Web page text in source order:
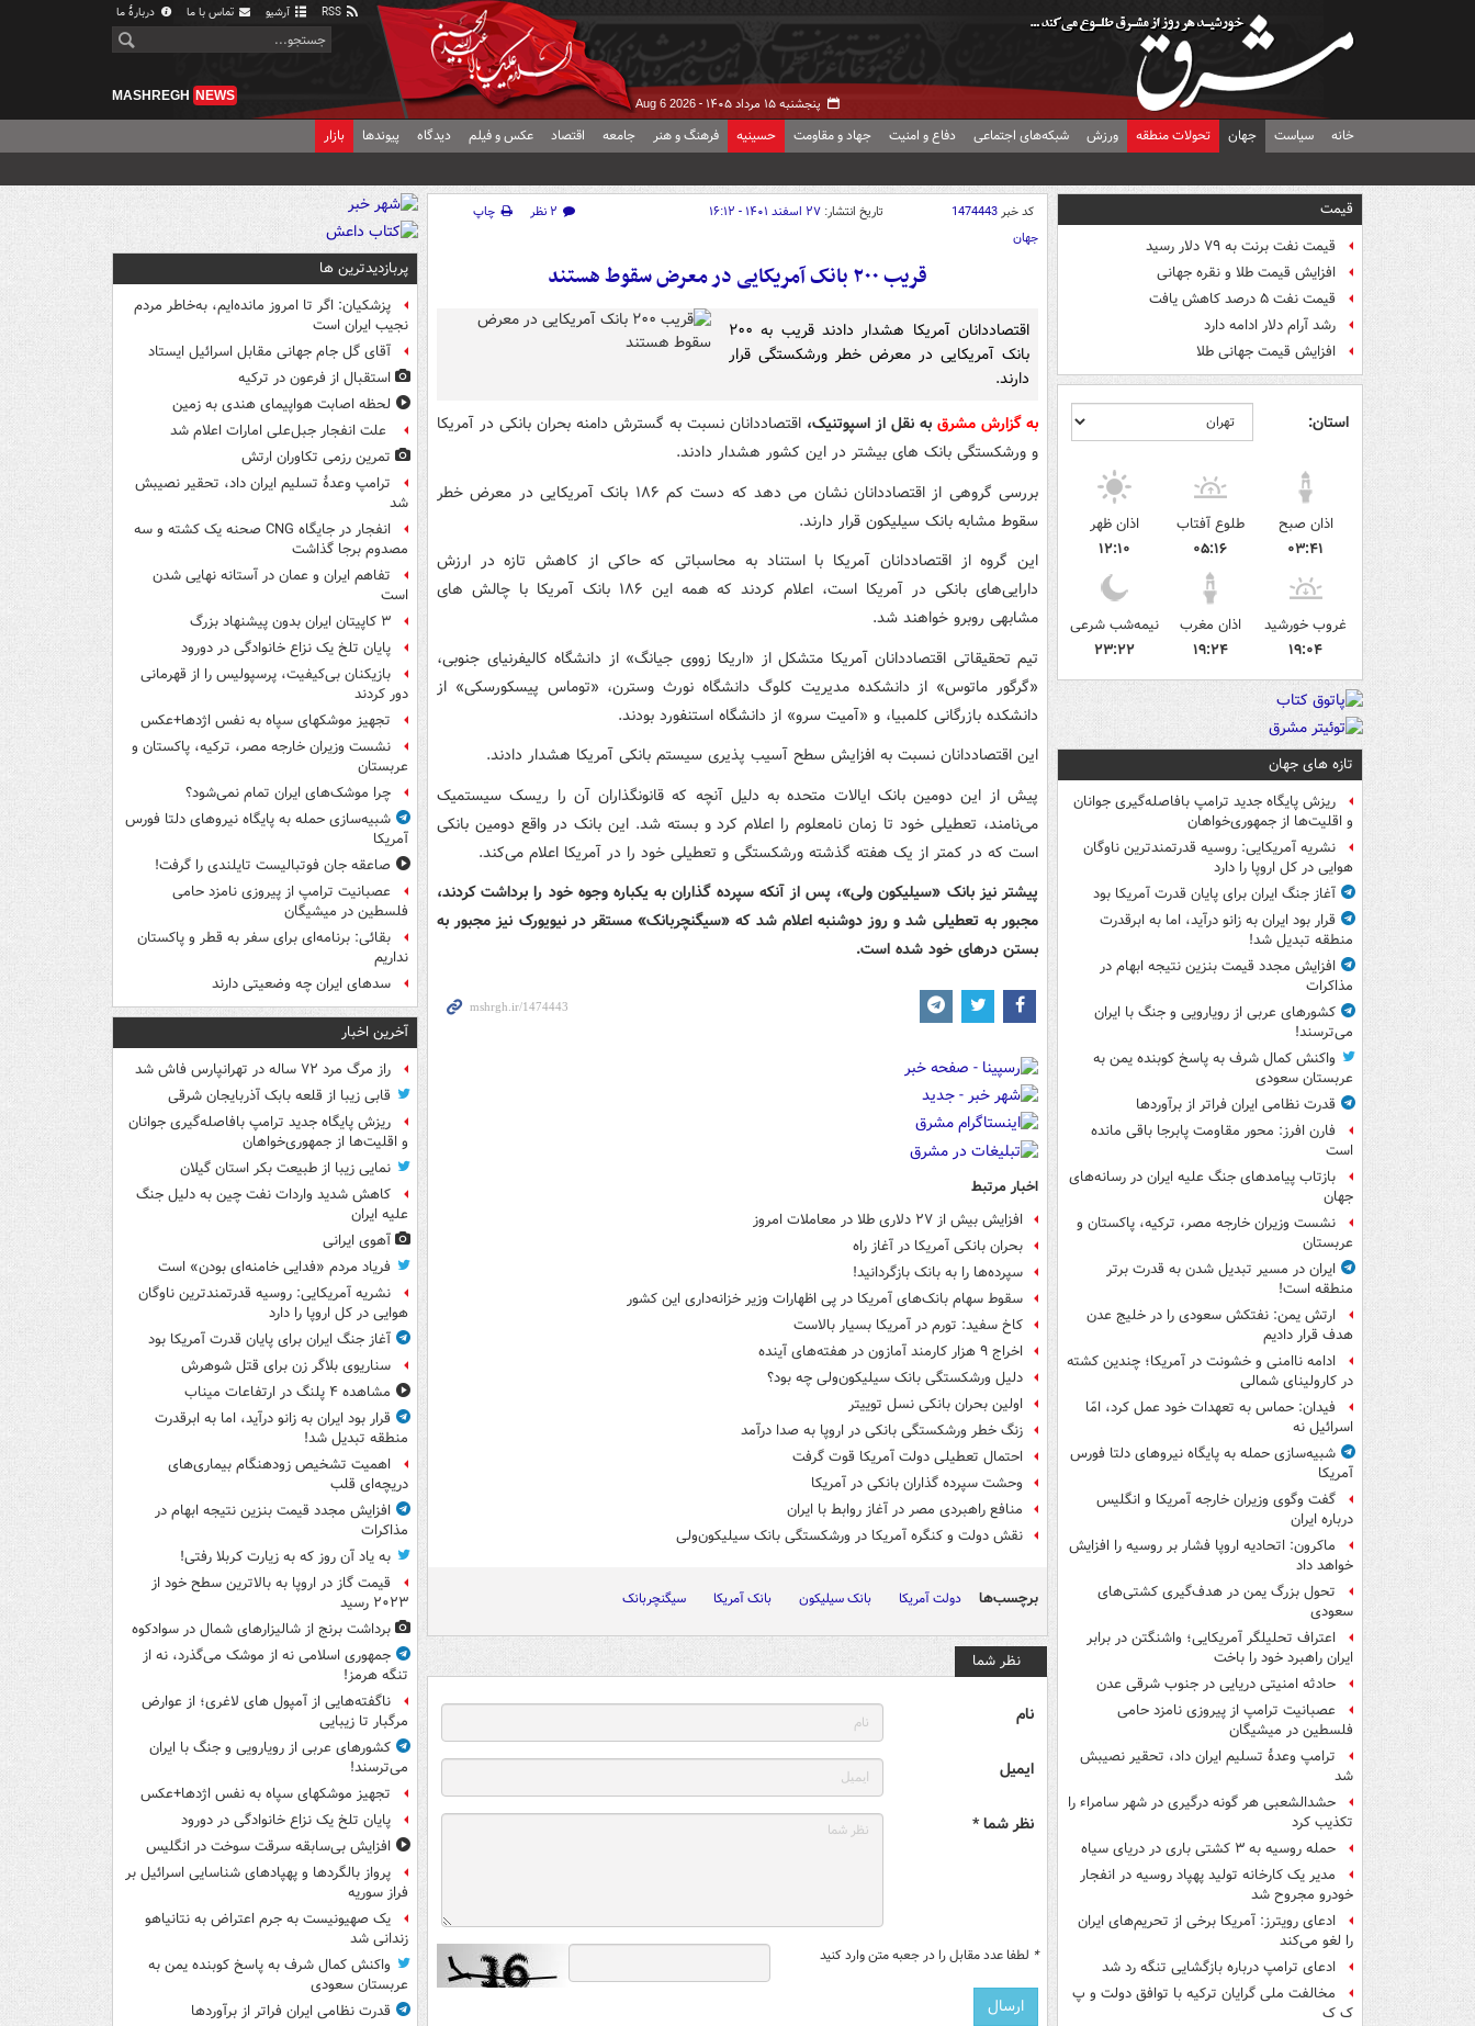
آرشیو تماس با ما دربارهٔ ما
پنجشنبه ۱۵ مرداد ۱۴۰۵ - Aug 6 2026
MASHREGH NEWS
خانه سیاست جهان تحولات منطقه ورزش شبکه‌های اجتماعی دفاع و امنیت جهاد و مقاومت حسینیه فرهنگ و هنر جامعه اقتصاد عکس و فیلم دیدگاه پیوندها بازار
قیمت
قیمت نفت برنت به ۷۹ دلار رسید
افزایش قیمت طلا و نقره جهانی
قیمت نفت ۵ درصد کاهش یافت
رشد آرام دلار ادامه دارد
افزایش قیمت جهانی طلا
استان:
اذان صبح
۰۳:۴۱
طلوع آفتاب
۰۵:۱۶
اذان ظهر
۱۲:۱۰
غروب خورشید
۱۹:۰۴
اذان مغرب
۱۹:۲۴
نیمه‌شب شرعی
۲۳:۲۲
تازه های جهان
ریزش پایگاه جدید ترامپ بافاصله‌گیری جوانان
و اقلیت‌ها از جمهوری‌خواهان
نشریه آمریکایی: روسیه قدرتمندترین ناوگان
هوایی در کل اروپا را دارد
آغاز جنگ ایران برای پایان قدرت آمریکا بود
قرار بود ایران به زانو درآید، اما به ابرقدرت
منطقه تبدیل شد!
افزایش مجدد قیمت بنزین نتیجه ابهام در
مذاکرات
کشورهای عربی از رویارویی و جنگ با ایران
می‌ترسند!
واکنش کمال شرف به پاسخ کوبنده یمن به
عربستان سعودی
قدرت نظامی ایران فراتر از برآوردها
فارن افرز: محور مقاومت پابرجا باقی مانده
است
بازتاب پیامدهای جنگ علیه ایران در رسانه‌های
جهان
نشست وزیران خارجه مصر، ترکیه، پاکستان و
عربستان
ایران در مسیر تبدیل شدن به قدرت برتر
منطقه است!
ارتش یمن: نفتکش سعودی را در خلیج عدن
هدف قرار دادیم
ادامه ناامنی و خشونت در آمریکا؛ چندین کشته
در کارولینای شمالی
فیدان: حماس به تعهدات خود عمل کرد، امّا
اسرائیل نه
شبیه‌سازی حمله به پایگاه نیروهای دلتا فورس
آمریکا
گفت وگوی وزیران خارجه آمریکا و انگلیس
درباره ایران
ماکرون: اتحادیه اروپا فشار بر روسیه را افزایش
خواهد داد
تحول بزرگ یمن در هدف‌گیری کشتی‌های
سعودی
اعتراف تحلیلگر آمریکایی؛ واشنگتن در برابر
ایران راهبرد خود را باخت
حادثه امنیتی دریایی در جنوب شرقی عدن
عصبانیت ترامپ از پیروزی نامزد حامی
فلسطین در میشیگان
ترامپ وعدۀ تسلیم ایران داد، تحقیر نصیبش
شد
حشدالشعبی هر گونه درگیری در شهر سامراء را
تکذیب کرد
حمله روسیه به ۳ کشتی باری در دریای سیاه
مدیر یک کارخانه تولید پهپاد روسیه در انفجار
خودرو مجروح شد
ادعای رویترز: آمریکا برخی از تحریم‌های ایران
را لغو می‌کند
ادعای ترامپ درباره بازگشایی تنگه رد شد
مخالفت ملی گرایان ترکیه با توافق دولت و پ
ک ک
کد خبر1474443 تاریخ انتشار: ۲۷ اسفند ۱۴۰۱ - ۱۶:۱۲ ۲ نظر
چاپ
جهان
قریب ۲۰۰ بانک آمریکایی در معرض سقوط هستند
اقتصاددانان آمریکا هشدار دادند قریب به ۲۰۰
بانک آمریکایی در معرض خطر ورشکستگی قرار
دارند.
به گزارش مشرق به نقل از اسپوتنیک، اقتصاددانان نسبت به گسترش دامنه بحران بانکی در آمریکا
و ورشکستگی بانک های بیشتر در این کشور هشدار دادند.
بررسی گروهی از اقتصاددانان نشان می دهد که دست کم ۱۸۶ بانک آمریکایی در معرض خطر
سقوط مشابه بانک سیلیکون قرار دارند.
این گروه از اقتصاددانان آمریکا با استناد به محاسباتی که حاکی از کاهش تازه در ارزش
دارایی‌های بانکی در آمریکا است، اعلام کردند که همه این ۱۸۶ بانک آمریکا با چالش های
مشابهی روبرو خواهند شد.
تیم تحقیقاتی اقتصاددانان آمریکا متشکل از «اریکا زووی جیانگ» از دانشگاه کالیفرنیای جنوبی،
«گرگور ماتوس» از دانشکده مدیریت کلوگ دانشگاه نورث وسترن، «توماس پیسکورسکی» از
دانشکده بازرگانی کلمبیا، و «آمیت سرو» از دانشگاه استنفورد بودند.
این اقتصاددانان نسبت به افزایش سطح آسیب پذیری سیستم بانکی آمریکا هشدار دادند.
پیش از این دومین بانک ایالات متحده به دلیل آنچه که قانونگذاران آن را ریسک سیستمیک
می‌نامند، تعطیلی خود تا زمان نامعلوم را اعلام کرد و بسته شد. این بانک در واقع دومین بانکی
است که در کمتر از یک هفته گذشته ورشکستگی و تعطیلی خود را در آمریکا اعلام می‌کند.
پیشتر نیز بانک «سیلیکون ولی»، پس از آنکه سپرده گذاران به یکباره وجوه خود را برداشت کردند،
مجبور به تعطیلی شد و روز دوشنبه اعلام شد که «سیگنچربانک» مستقر در نیویورک نیز مجبور به
بستن درهای خود شده است.
اخبار مرتبط
افزایش بیش از ۲۷ دلاری طلا در معاملات امروز
بحران بانکی آمریکا در آغاز راه
سپرده‌ها را به بانک بازگردانید!
سقوط سهام بانک‌های آمریکا در پی اظهارات وزیر خزانه‌داری این کشور
کاخ سفید: تورم در آمریکا بسیار بالاست
اخراج ۹ هزار کارمند آمازون در هفته‌های آینده
دلیل ورشکستگی بانک سیلیکون‌ولی چه بود؟
اولین بحران بانکی نسل توییتر
زنگ خطر ورشکستگی بانکی در اروپا به صدا درآمد
احتمال تعطیلی دولت آمریکا قوت گرفت
وحشت سپرده گذاران بانکی در آمریکا
منافع راهبردی مصر در آغاز روابط با ایران
نقش دولت و کنگره آمریکا در ورشکستگی بانک سیلیکون‌ولی
برچسب‌ها دولت آمریکا بانک سیلیکون بانک آمریکا سیگنچربانک
نظر شما
نام
ایمیل
نظر شما *
* لطفا عدد مقابل را در جعبه متن وارد کنید
پربازدیدترین ها
پزشکیان: اگر تا امروز مانده‌ایم، به‌خاطر مردم
نجیب ایران است
آقای گل جام جهانی مقابل اسرائیل ایستاد
استقبال از فرعون در ترکیه
لحظه اصابت هواپیمای هندی به زمین
علت انفجار جبل‌علی امارات اعلام شد
تمرین رزمی تکاوران ارتش
ترامپ وعدۀ تسلیم ایران داد، تحقیر نصیبش
شد
انفجار در جایگاه CNG صحنه یک کشته و سه
مصدوم برجا گذاشت
تفاهم ایران و عمان در آستانه نهایی شدن
است
۳ کاپیتان ایران بدون پیشنهاد بزرگ
پایان تلخ یک نزاع خانوادگی در دورود
بازیکنان بی‌کیفیت، پرسپولیس را از قهرمانی
دور کردند
تجهیز موشکهای سپاه به نفس اژدها+عکس
نشست وزیران خارجه مصر، ترکیه، پاکستان و
عربستان
چرا موشک‌های ایران تمام نمی‌شود؟
شبیه‌سازی حمله به پایگاه نیروهای دلتا فورس
آمریکا
صاعقه جان فوتبالیست تایلندی را گرفت!
عصبانیت ترامپ از پیروزی نامزد حامی
فلسطین در میشیگان
بقائی: برنامه‌ای برای سفر به قطر و پاکستان
نداریم
سدهای ایران چه وضعیتی دارند
آخرین اخبار
راز مرگ مرد ۷۲ ساله در تهرانپارس فاش شد
قابی زیبا از قلعه بابک آذربایجان شرقی
ریزش پایگاه جدید ترامپ بافاصله‌گیری جوانان
و اقلیت‌ها از جمهوری‌خواهان
نمایی زیبا از طبیعت بکر استان گیلان
کاهش شدید واردات نفت چین به دلیل جنگ
علیه ایران
آهوی ایرانی
فریاد مردم «فدایی خامنه‌ای بودن» است
نشریه آمریکایی: روسیه قدرتمندترین ناوگان
هوایی در کل اروپا را دارد
آغاز جنگ ایران برای پایان قدرت آمریکا بود
سناریوی بلاگر زن برای قتل شوهرش
مشاهده ۴ پلنگ در ارتفاعات میناب
قرار بود ایران به زانو درآید، اما به ابرقدرت
منطقه تبدیل شد!
اهمیت تشخیص زودهنگام بیماری‌های
دریچه‌ای قلب
افزایش مجدد قیمت بنزین نتیجه ابهام در
مذاکرات
به یاد آن روز که به زیارت کربلا رفتی!
قیمت گاز در اروپا به بالاترین سطح خود از
۲۰۲۳ رسید
برداشت برنج از شالیزارهای شمال در سوادکوه
جمهوری اسلامی نه از موشک می‌گذرد، نه از
تنگه هرمز!
ناگفته‌هایی از آمپول های لاغری؛ از عوارض
مرگبار تا زیبایی
کشورهای عربی از رویارویی و جنگ با ایران
می‌ترسند!
تجهیز موشکهای سپاه به نفس اژدها+عکس
پایان تلخ یک نزاع خانوادگی در دورود
افزایش بی‌سابقه سرقت سوخت در انگلیس
پرواز بالگردها و پهپادهای شناسایی اسرائیل بر
فراز سوریه
یک صهیونیست به جرم اعتراض به نتانیاهو
زندانی شد
واکنش کمال شرف به پاسخ کوبنده یمن به
عربستان سعودی
قدرت نظامی ایران فراتر از برآوردها